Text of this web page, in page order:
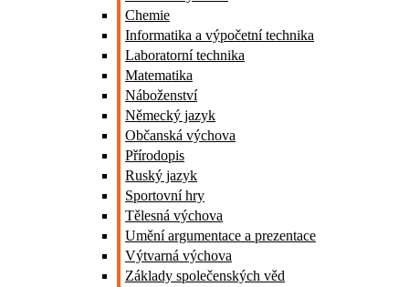
Chemie
Informatika a výpočetní technika
Laboratorní technika
Matematika
Náboženství
Německý jazyk
Občanská výchova
Přírodopis
Ruský jazyk
Sportovní hry
Tělesná výchova
Umění argumentace a prezentace
Výtvarná výchova
Základy společenských věd